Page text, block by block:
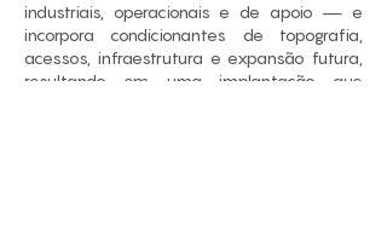
industriais, operacionais e de apoio — e
incorpora condicionantes de topografia,
acessos, infraestrutura e expansão futura,
resultando em uma implantação que